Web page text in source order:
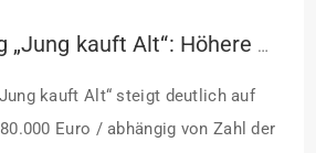
KfW-Förderung „Jung kauft Alt“: Höhere Kredite ab August 2026
kauft Alt“ steigt deutlich auf
Euro / abhängig von Zahl der